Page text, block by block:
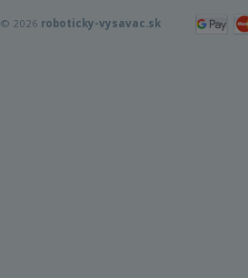
© 2026 roboticky-vysavac.sk